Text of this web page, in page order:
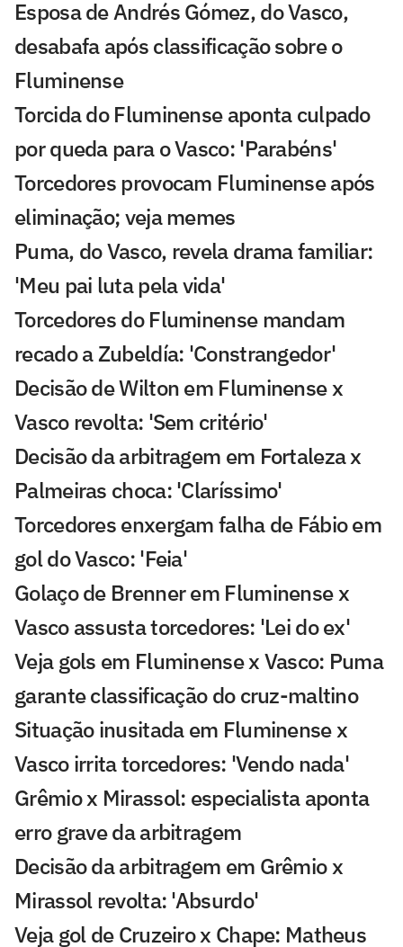
Esposa de Andrés Gómez, do Vasco,
desabafa após classificação sobre o
Fluminense
Torcida do Fluminense aponta culpado
por queda para o Vasco: 'Parabéns'
Torcedores provocam Fluminense após
eliminação; veja memes
Puma, do Vasco, revela drama familiar:
'Meu pai luta pela vida'
Torcedores do Fluminense mandam
recado a Zubeldía: 'Constrangedor'
Decisão de Wilton em Fluminense x
Vasco revolta: 'Sem critério'
Decisão da arbitragem em Fortaleza x
Palmeiras choca: 'Claríssimo'
Torcedores enxergam falha de Fábio em
gol do Vasco: 'Feia'
Golaço de Brenner em Fluminense x
Vasco assusta torcedores: 'Lei do ex'
Veja gols em Fluminense x Vasco: Puma
garante classificação do cruz-maltino
Situação inusitada em Fluminense x
Vasco irrita torcedores: 'Vendo nada'
Grêmio x Mirassol: especialista aponta
erro grave da arbitragem
Decisão da arbitragem em Grêmio x
Mirassol revolta: 'Absurdo'
Veja gol de Cruzeiro x Chape: Matheus